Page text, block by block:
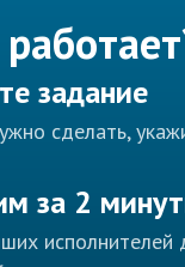
задание
сделать,
за 2
исполнителей